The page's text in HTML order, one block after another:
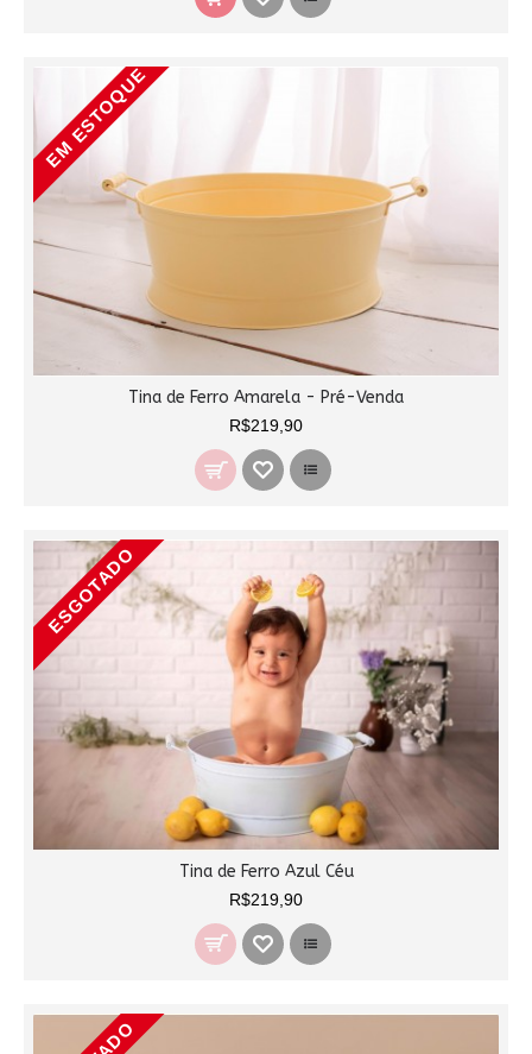
EM ESTOQUE
Tina de Ferro Amarela - Pré-Venda
R$219,90
ESGOTADO
Tina de Ferro Azul Céu
R$219,90